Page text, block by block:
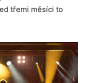
třemi měsíci to